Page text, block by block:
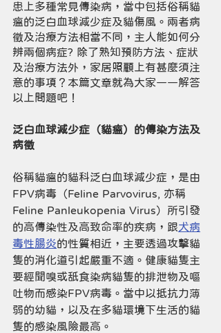
患上多種常見傳染病，當中包括俗稱貓
瘟的泛白血球減少症及貓傷風。兩者病
徵及治療方法相當不同，主人能如何分
辨兩個病症? 除了熟知預防方法、症狀
及治療方法外，家居照顧上有甚麼須注
意的事項？本篇文章就為大家一一解答
以上問題吧！
泛白血球減少症（貓瘟）的傳染方法及
病徵
俗稱貓瘟的貓科泛白血球減少症，是由
FPV病毒（Feline Parvovirus, 亦稱
Feline Panleukopenia Virus）所引發
的高傳染性及高致命率的疾病，跟犬病
毒性腸炎的性質相近，主要透過攻擊貓
隻的消化道引起嚴重不適。健康貓隻主
要經聞嗅或舐食染病貓隻的排泄物及嘔
吐物而感染FPV病毒。當中以抵抗力薄
弱的幼貓，以及在多貓環境下生活的貓
隻的感染風險最高。